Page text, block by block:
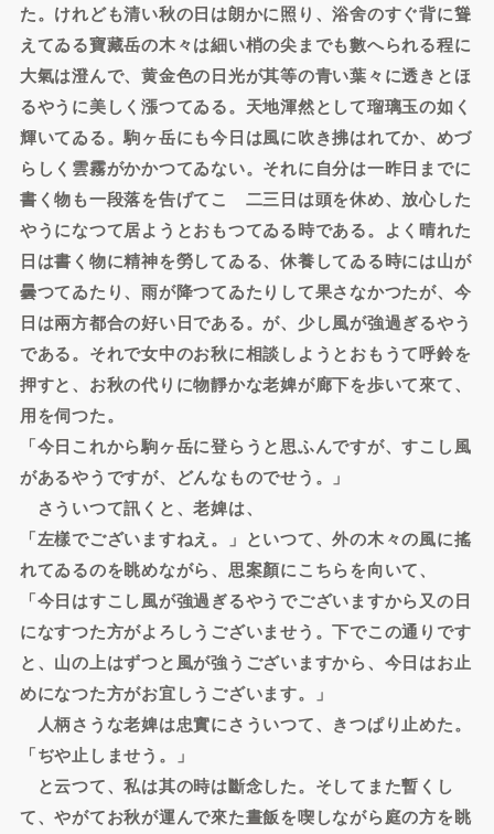
た。けれども清い秋の日は朗かに照り、浴舍のすぐ背に聳
えてゐる寶藏岳の木々は細い梢の尖までも數へられる程に
大氣は澄んで、黄金色の日光が其等の青い葉々に透きとほ
るやうに美しく漲つてゐる。天地渾然として瑠璃玉の如く
輝いてゐる。駒ヶ岳にも今日は風に吹き拂はれてか、めづ
らしく雲霧がかかつてゐない。それに自分は一昨日までに
書く物も一段落を告げてこゝ二三日は頭を休め、放心した
やうになつて居ようとおもつてゐる時である。よく晴れた
日は書く物に精神を勞してゐる、休養してゐる時には山が
曇つてゐたり、雨が降つてゐたりして果さなかつたが、今
日は兩方都合の好い日である。が、少し風が強過ぎるやう
である。それで女中のお秋に相談しようとおもうて呼鈴を
押すと、お秋の代りに物靜かな老婢が廊下を歩いて來て、
用を伺つた。
「今日これから駒ヶ岳に登らうと思ふんですが、すこし風
があるやうですが、どんなものでせう。」
さういつて訊くと、老婢は、
「左樣でございますねえ。」といつて、外の木々の風に搖
れてゐるのを眺めながら、思案顏にこちらを向いて、
「今日はすこし風が強過ぎるやうでございますから又の日
になすつた方がよろしうございませう。下でこの通りです
と、山の上はずつと風が強うございますから、今日はお止
めになつた方がお宜しうございます。」
人柄さうな老婢は忠實にさういつて、きつぱり止めた。
「ぢや止しませう。」
と云つて、私は其の時は斷念した。そしてまた暫くし
て、やがてお秋が運んで來た晝飯を喫しながら庭の方を眺